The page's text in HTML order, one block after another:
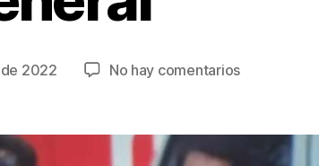
2022 No hay comentariosen
en